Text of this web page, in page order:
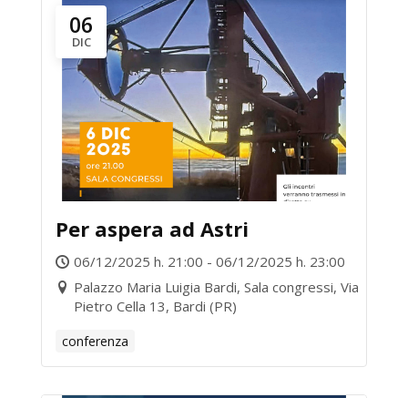
06
DIC
Per aspera ad Astri
06/12/2025 h. 21:00 - 06/12/2025 h. 23:00
Palazzo Maria Luigia Bardi, Sala congressi, Via
Pietro Cella 13, Bardi (PR)
conferenza